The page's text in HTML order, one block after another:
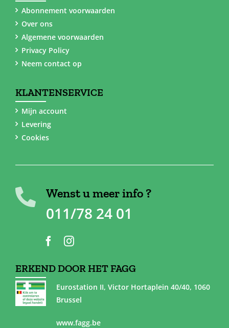
Abonnement voorwaarden
Over ons
Algemene voorwaarden
Privacy Policy
Neem contact op
KLANTENSERVICE
Mijn account
Levering
Cookies
Wenst u meer info ?
011/78 24 01
ERKEND DOOR HET FAGG
Eurostation II, Victor Hortaplein 40/40, 1060
Brussel
www.fagg.be